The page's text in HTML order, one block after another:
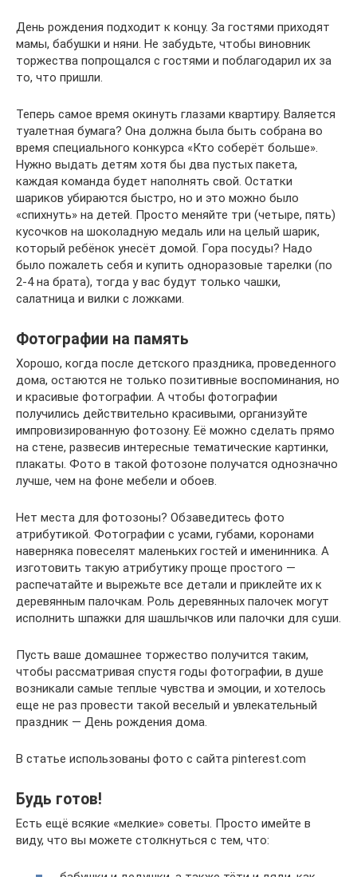
День рождения подходит к концу. За гостями приходят
мамы, бабушки и няни. Не забудьте, чтобы виновник
торжества попрощался с гостями и поблагодарил их за
то, что пришли.
Теперь самое время окинуть глазами квартиру. Валяется
туалетная бумага? Она должна была быть собрана во
время специального конкурса «Кто соберёт больше».
Нужно выдать детям хотя бы два пустых пакета,
каждая команда будет наполнять свой. Остатки
шариков убираются быстро, но и это можно было
«спихнуть» на детей. Просто меняйте три (четыре, пять)
кусочков на шоколадную медаль или на целый шарик,
который ребёнок унесёт домой. Гора посуды? Надо
было пожалеть себя и купить одноразовые тарелки (по
2-4 на брата), тогда у вас будут только чашки,
салатница и вилки с ложками.
Фотографии на память
Хорошо, когда после детского праздника, проведенного
дома, остаются не только позитивные воспоминания, но
и красивые фотографии. А чтобы фотографии
получились действительно красивыми, организуйте
импровизированную фотозону. Её можно сделать прямо
на стене, развесив интересные тематические картинки,
плакаты. Фото в такой фотозоне получатся однозначно
лучше, чем на фоне мебели и обоев.
Нет места для фотозоны? Обзаведитесь фото
атрибутикой. Фотографии с усами, губами, коронами
наверняка повеселят маленьких гостей и именинника. А
изготовить такую атрибутику проще простого —
распечатайте и вырежьте все детали и приклейте их к
деревянным палочкам. Роль деревянных палочек могут
исполнить шпажки для шашлычков или палочки для суши.
Пусть ваше домашнее торжество получится таким,
чтобы рассматривая спустя годы фотографии, в душе
возникали самые теплые чувства и эмоции, и хотелось
еще не раз провести такой веселый и увлекательный
праздник — День рождения дома.
В статье использованы фото с сайта pinterest.com
Будь готов!
Есть ещё всякие «мелкие» советы. Просто имейте в
виду, что вы можете столкнуться с тем, что: